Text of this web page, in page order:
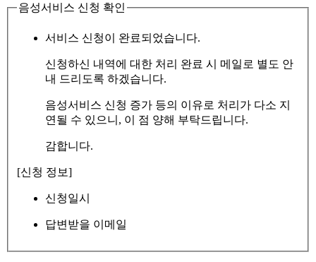
음성서비스 신청 확인
서비스 신청이 완료되었습니다.
신청하신 내역에 대한 처리 완료 시 메일로 별도 안
내 드리도록 하겠습니다.
음성서비스 신청 증가 등의 이유로 처리가 다소 지
연될 수 있으니, 이 점 양해 부탁드립니다.
감합니다.
[신청 정보]
신청일시
답변받을 이메일